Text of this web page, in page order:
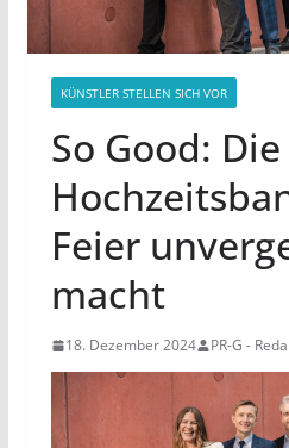
KÜNSTLER STELLEN SICH VOR
So Good: Die
Feier
macht
18. Dezember 2024 PR-G -